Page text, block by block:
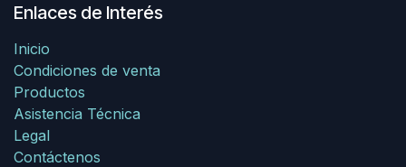
Enlaces de Interés
Inicio
Condiciones de venta
Productos
Asistencia Técnica
Legal
Contáctenos